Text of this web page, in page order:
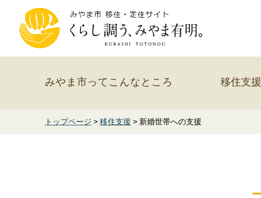
みやま市ってこんなところ 移住支援
トップページ > 移住支援 > 新婚世帯への支援